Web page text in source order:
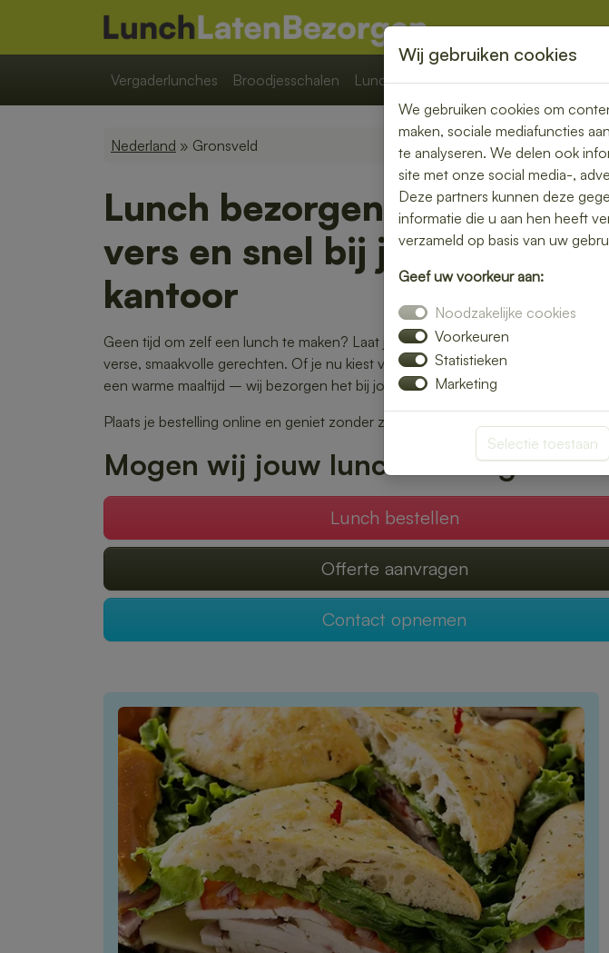
Vergaderlunches Broodjesschalen Lunchpakketten Overige
Nederland » Gronsveld
Lunch bezorgen in
vers en snel bij jou thuis of
kantoor
Geen tijd om zelf een lunch te maken? Laat je lunch bezorgen in Gronsveld en
verse, smaakvolle gerechten. Of je nu kiest voor een rijk belegd broodje, een
een warme maaltijd – wij bezorgen het bij jou op locatie.
Plaats je bestelling online en geniet zonder zorgen van een heerlijke lunch.
Mogen wij jouw lunch verzorgen?
Lunch bestellen
Offerte aanvragen
Contact opnemen
Wij gebruiken cookies
We gebruiken cookies om
maken, sociale mediafuncties
te analyseren. We delen ook
site met onze social media-,
Deze partners kunnen deze
informatie die u aan hen heeft
verzameld op basis van uw
Geef uw voorkeur aan:
Noodzakelijke cookies
Voorkeuren
Statistieken
Marketing
Selectie toestaan